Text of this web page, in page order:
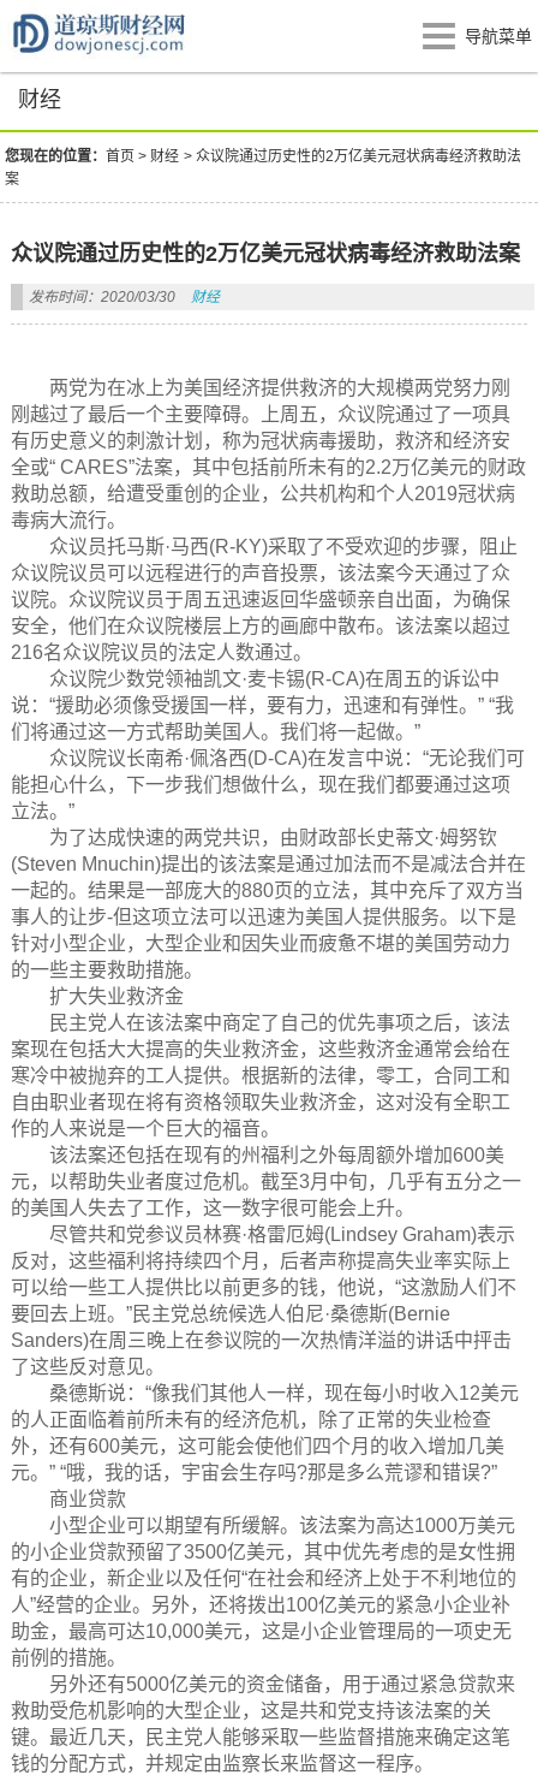
导航菜单
财经
您现在的位置：首页 > 财经 >众议院通过历史性的2万亿美元冠状病毒经济救助法
案
众议院通过历史性的2万亿美元冠状病毒经济救助法案
发布时间：2020/03/30 财经
两党为在冰上为美国经济提供救济的大规模两党努力刚
刚越过了最后一个主要障碍。上周五，众议院通过了一项具
有历史意义的刺激计划，称为冠状病毒援助，救济和经济安
全或“ CARES”法案，其中包括前所未有的2.2万亿美元的财政
救助总额，给遭受重创的企业，公共机构和个人2019冠状病
毒病大流行。
众议员托马斯·马西(R-KY)采取了不受欢迎的步骤，阻止
众议院议员可以远程进行的声音投票，该法案今天通过了众
议院。众议院议员于周五迅速返回华盛顿亲自出面，为确保
安全，他们在众议院楼层上方的画廊中散布。该法案以超过
216名众议院议员的法定人数通过。
众议院少数党领袖凯文·麦卡锡(R-CA)在周五的诉讼中
说：“援助必须像受援国一样，要有力，迅速和有弹性。” “我
们将通过这一方式帮助美国人。我们将一起做。”
众议院议长南希·佩洛西(D-CA)在发言中说：“无论我们可
能担心什么，下一步我们想做什么，现在我们都要通过这项
立法。”
为了达成快速的两党共识，由财政部长史蒂文·姆努钦
(Steven Mnuchin)提出的该法案是通过加法而不是减法合并在
一起的。结果是一部庞大的880页的立法，其中充斥了双方当
事人的让步-但这项立法可以迅速为美国人提供服务。以下是
针对小型企业，大型企业和因失业而疲惫不堪的美国劳动力
的一些主要救助措施。
扩大失业救济金
民主党人在该法案中商定了自己的优先事项之后，该法
案现在包括大大提高的失业救济金，这些救济金通常会给在
寒冷中被抛弃的工人提供。根据新的法律，零工，合同工和
自由职业者现在将有资格领取失业救济金，这对没有全职工
作的人来说是一个巨大的福音。
该法案还包括在现有的州福利之外每周额外增加600美
元，以帮助失业者度过危机。截至3月中旬，几乎有五分之一
的美国人失去了工作，这一数字很可能会上升。
尽管共和党参议员林赛·格雷厄姆(Lindsey Graham)表示
反对，这些福利将持续四个月，后者声称提高失业率实际上
可以给一些工人提供比以前更多的钱，他说，“这激励人们不
要回去上班。”民主党总统候选人伯尼·桑德斯(Bernie
Sanders)在周三晚上在参议院的一次热情洋溢的讲话中抨击
了这些反对意见。
桑德斯说：“像我们其他人一样，现在每小时收入12美元
的人正面临着前所未有的经济危机，除了正常的失业检查
外，还有600美元，这可能会使他们四个月的收入增加几美
元。” “哦，我的话，宇宙会生存吗?那是多么荒谬和错误?”
商业贷款
小型企业可以期望有所缓解。该法案为高达1000万美元
的小企业贷款预留了3500亿美元，其中优先考虑的是女性拥
有的企业，新企业以及任何“在社会和经济上处于不利地位的
人”经营的企业。另外，还将拨出100亿美元的紧急小企业补
助金，最高可达10,000美元，这是小企业管理局的一项史无
前例的措施。
另外还有5000亿美元的资金储备，用于通过紧急贷款来
救助受危机影响的大型企业，这是共和党支持该法案的关
键。最近几天，民主党人能够采取一些监督措施来确定这笔
钱的分配方式，并规定由监察长来监督这一程序。